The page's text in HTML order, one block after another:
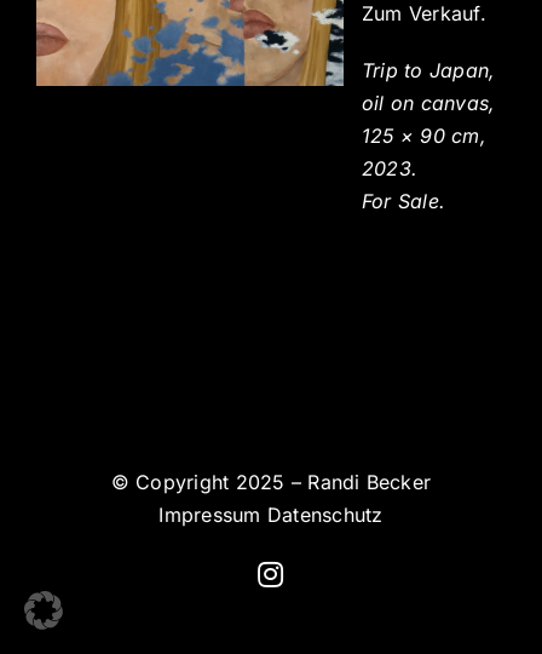
Zum Verkauf.
Trip to Japan,
oil on canvas,
125 × 90 cm,
2023.
For Sale.
© Copyright 2025 – Randi Becker
Impressum Datenschutz